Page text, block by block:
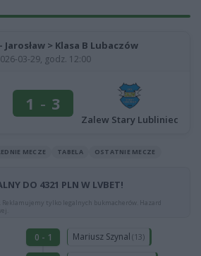
Jarosław > Klasa B Lubaczów
03-29, godz. 12:00
1 - 3
Zalew Stary Lubliniec
MECZE TABELA OSTATNIE MECZE
DO 4321 PLN W LVBET!
Reklamujemy tylko legalnych bukmacherów. Hazard
0 - 1 Mariusz Szynal (13)